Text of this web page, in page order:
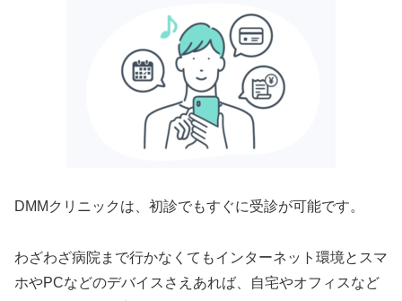
DMMクリニックは、初診でもすぐに受診が可能です。
わざわざ病院まで行かなくてもインターネット環境とスマ
ホやPCなどのデバイスさえあれば、自宅やオフィスなど